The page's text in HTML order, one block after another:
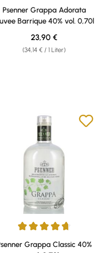
4.88 von 5 SternenBewertung
Psenner Grappa Adorata
Barrique 40% vol. 0,70l
(34,14 € / 1 Liter)
Regulärer Preis:
23,90 €
4.9 von 5 SternenBewertung
Grappa Classic 40%